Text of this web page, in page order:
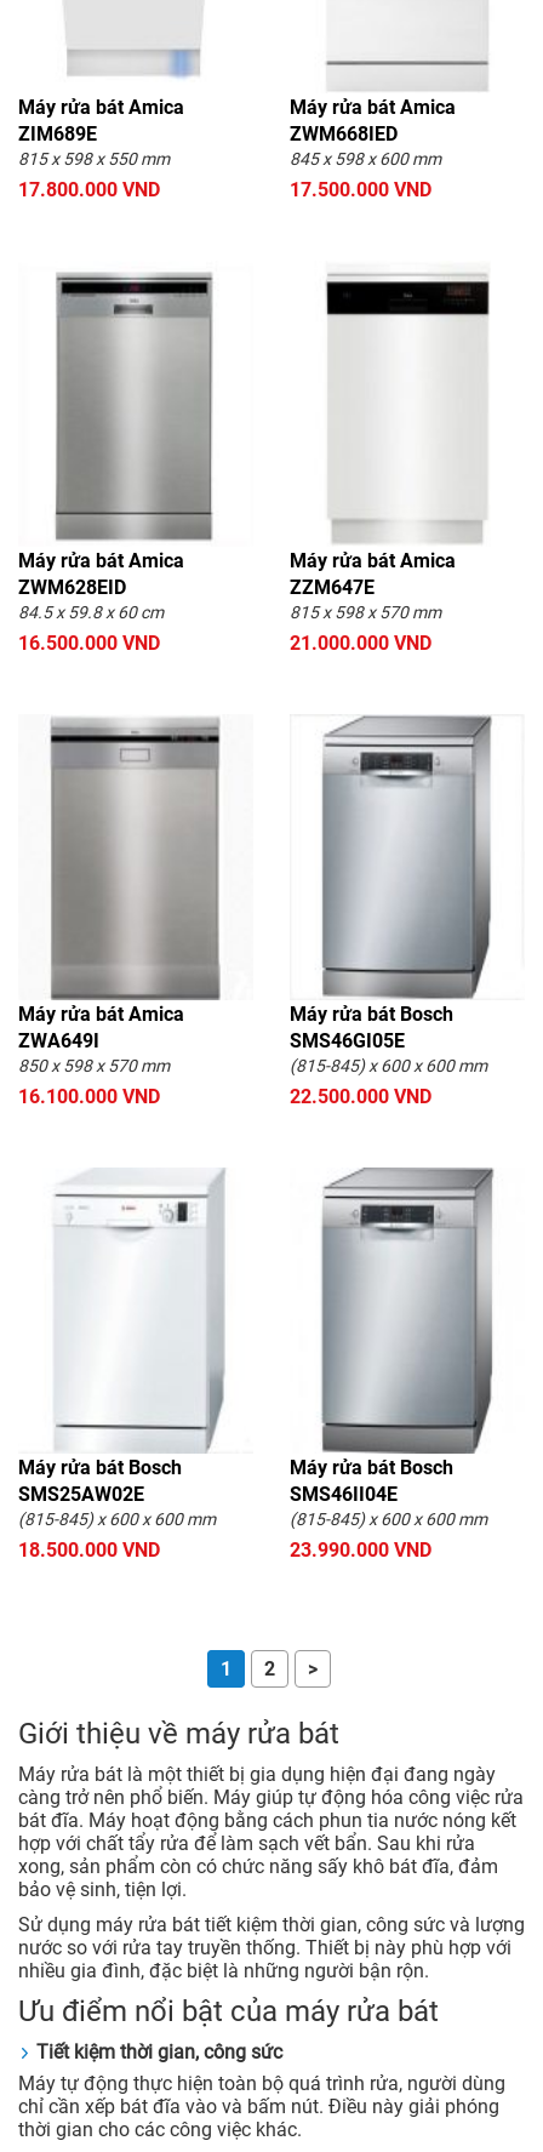
Máy rửa bát Amica
ZIM689E
815 x 598 x 550 mm
17.800.000 VND
Máy rửa bát Amica
ZWM668IED
845 x 598 x 600 mm
17.500.000 VND
Máy rửa bát Amica
ZWM628EID
84.5 x 59.8 x 60 cm
16.500.000 VND
Máy rửa bát Amica
ZZM647E
815 x 598 x 570 mm
21.000.000 VND
Máy rửa bát Amica
ZWA649I
850 x 598 x 570 mm
16.100.000 VND
Máy rửa bát Bosch
SMS46GI05E
(815-845) x 600 x 600 mm
22.500.000 VND
Máy rửa bát Bosch
SMS25AW02E
(815-845) x 600 x 600 mm
18.500.000 VND
Máy rửa bát Bosch
SMS46II04E
(815-845) x 600 x 600 mm
23.990.000 VND
1 2 >
Giới thiệu về máy rửa bát
Máy rửa bát là một thiết bị gia dụng hiện đại đang ngày
càng trở nên phổ biến. Máy giúp tự động hóa công việc rửa
bát đĩa. Máy hoạt động bằng cách phun tia nước nóng kết
hợp với chất tẩy rửa để làm sạch vết bẩn. Sau khi rửa
xong, sản phẩm còn có chức năng sấy khô bát đĩa, đảm
bảo vệ sinh, tiện lợi.
Sử dụng máy rửa bát tiết kiệm thời gian, công sức và lượng
nước so với rửa tay truyền thống. Thiết bị này phù hợp với
nhiều gia đình, đặc biệt là những người bận rộn.
Ưu điểm nổi bật của máy rửa bát
Tiết kiệm thời gian, công sức
Máy tự động thực hiện toàn bộ quá trình rửa, người dùng
chỉ cần xếp bát đĩa vào và bấm nút. Điều này giải phóng
thời gian cho các công việc khác.